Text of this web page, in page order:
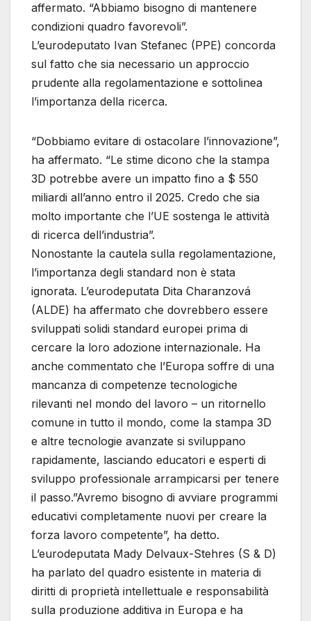
affermato. “Abbiamo bisogno di mantenere
condizioni quadro favorevoli”.
L’eurodeputato Ivan Stefanec (PPE) concorda
sul fatto che sia necessario un approccio
prudente alla regolamentazione e sottolinea
l’importanza della ricerca.
“Dobbiamo evitare di ostacolare l’innovazione”,
ha affermato. “Le stime dicono che la stampa
3D potrebbe avere un impatto fino a $ 550
miliardi all’anno entro il 2025. Credo che sia
molto importante che l’UE sostenga le attività
di ricerca dell’industria”.
Nonostante la cautela sulla regolamentazione,
l’importanza degli standard non è stata
ignorata. L’eurodeputata Dita Charanzová
(ALDE) ha affermato che dovrebbero essere
sviluppati solidi standard europei prima di
cercare la loro adozione internazionale. Ha
anche commentato che l’Europa soffre di una
mancanza di competenze tecnologiche
rilevanti nel mondo del lavoro – un ritornello
comune in tutto il mondo, come la stampa 3D
e altre tecnologie avanzate si sviluppano
rapidamente, lasciando educatori e esperti di
sviluppo professionale arrampicarsi per tenere
il passo.”Avremo bisogno di avviare programmi
educativi completamente nuovi per creare la
forza lavoro competente”, ha detto.
L’eurodeputata Mady Delvaux-Stehres (S & D)
ha parlato del quadro esistente in materia di
diritti di proprietà intellettuale e responsabilità
sulla produzione additiva in Europa e ha